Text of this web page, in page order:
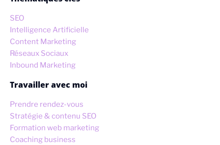
SEO
Intelligence Artificielle
Content Marketing
Réseaux Sociaux
Inbound Marketing
Travailler avec moi
Prendre rendez-vous
Stratégie & contenu SEO
Formation web marketing
Coaching business